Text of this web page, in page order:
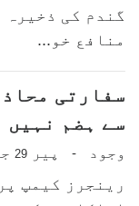
گندم کی ذخیرہ
منافع خو...
سفارتی
سے ہضم نہیں
وجود - پیر 29
رینجرز کیمپ